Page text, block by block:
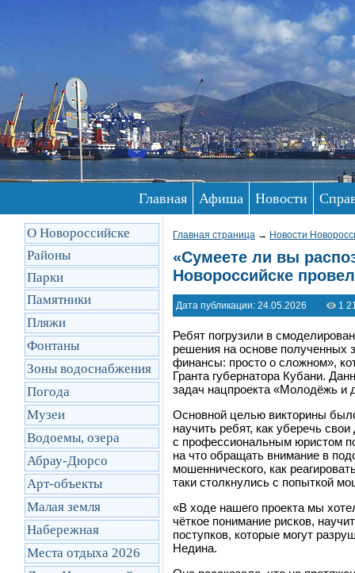
Главная Афиша Новости
О Новороссийске
Районы
Парки
Памятники
Пляжи
Фонтаны
Зоны водоснабжения
Погода
Музеи
Водоемы, озера
Абрау-Дюрсо
Арт-объекты
Малая земля
Набережная
Места отдыха 2026
Главная страница → Новости
«Сумеете ли вы
Новороссийске
Дата публикации: 24.05.2026 1
Ребят погрузили в
решения на основе полученных
финансы: просто о сложном»,
Гранта губернатора Кубани.
задач нацпроекта «Молодёжь и
Основной целью викторины
научить ребят, как уберечь
с профессиональным юристом
на что обращать внимание в
мошеннического, как
таки столкнулись с попыткой
«В ходе нашего проекта мы
чёткое понимание рисков,
поступков, которые могут
Недина.